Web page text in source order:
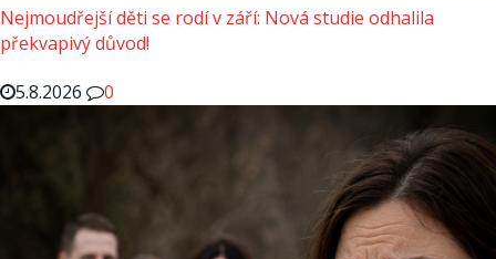
Nejmoudřejší děti se rodí v září: Nová studie odhalila
překvapivý důvod!
5.8.2026
0